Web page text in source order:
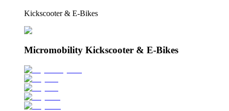
Kickscooter & E-Bikes
Micromobility Kickscooter & E-Bikes